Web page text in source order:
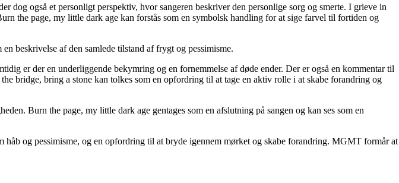
dog også et personligt perspektiv, hvor sangeren beskriver den personlige sorg og smerte. I grieve in
the page, my little dark age kan forstås som en symbolsk handling for at sige farvel til fortiden og
beskrivelse af den samlede tilstand af frygt og pessimisme.
er der en underliggende bekymring og en fornemmelse af døde ender. Der er også en kommentar til
bridge, bring a stone kan tolkes som en opfordring til at tage en aktiv rolle i at skabe forandring og
Burn the page, my little dark age gentages som en afslutning på sangen og kan ses som en
og pessimisme, og en opfordring til at bryde igennem mørket og skabe forandring. MGMT formår at